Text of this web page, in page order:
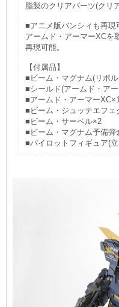
脂製のクリアパーツ(クリ
■アニメ版バンシィも再現
アームド・アーマーXCを
再現可能。
【付属品】
■ビーム・マグナム(リボ
■シールド(アームド・ア
■アームド・アーマーXC×1
■ビーム・ジュッテエフェ
■ビーム・サーベル×2
■ビーム・マグナム予備弾
■パイロットフィギュア(